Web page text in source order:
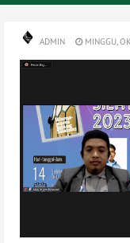
ADMIN MINGGU,